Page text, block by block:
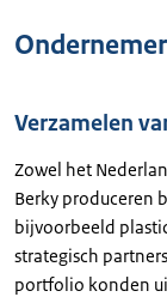
Verzamelen
Zowel het
Berky produceren
bijvoorbeeld
strategisch
portfolio konden